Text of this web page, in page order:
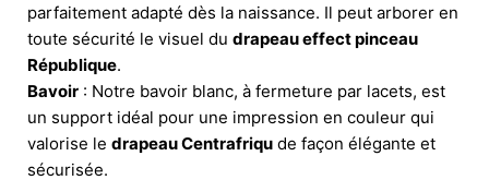
parfaitement adapté dès la naissance. Il peut arborer en
toute sécurité le visuel du drapeau effect pinceau
République.
Bavoir : Notre bavoir blanc, à fermeture par lacets, est
un support idéal pour une impression en couleur qui
valorise le drapeau Centrafriqu de façon élégante et
sécurisée.